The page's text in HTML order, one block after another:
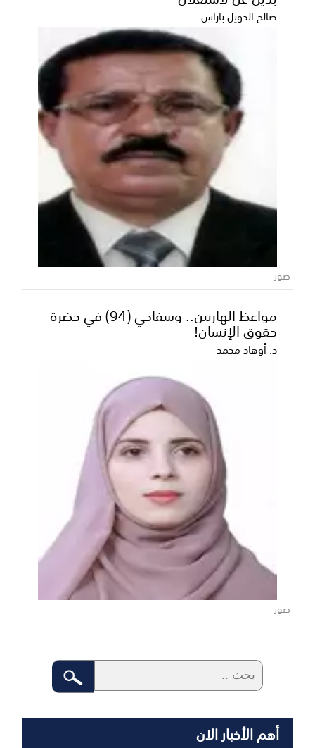
صالح الدويل باراس
صور
مواعظ الهاربين.. وسفاحي (94) في حضرة
حقوق الإنسان!
د. أوهاد محمد
صور
أهم الأخبار الان